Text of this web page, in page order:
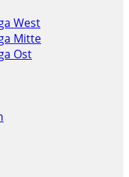
West
Mitte
Ost